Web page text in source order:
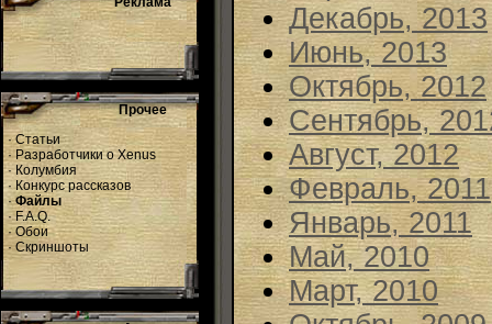
Прочее
·Статьи
·Разработчики о Xenus
·Колумбия
·Конкурс рассказов
·Файлы
·F.A.Q.
· Обои
· Скриншоты
Декабрь, 2013
Июнь, 2013
Октябрь, 2012
Сентябрь,
Август, 2012
Февраль, 2011
Январь, 2011
Май, 2010
Март, 2010